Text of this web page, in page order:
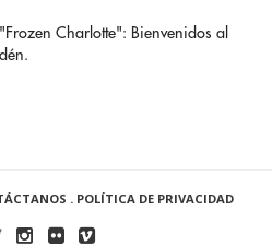
Charlotte": Bienvenidos al
. POLÍTICA DE PRIVACIDAD